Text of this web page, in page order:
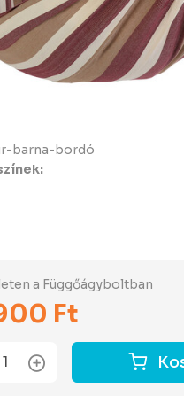
a Függőágyboltban
Ft
barna-bordó